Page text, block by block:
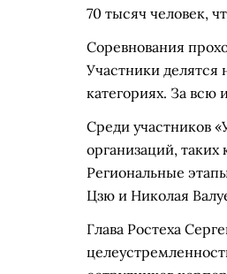
70 тысяч человек,
Соревнования
Участники делятся
категориях. За всю
Среди участников
организаций,
Региональные
Цзю и Николая
Глава Ростеха